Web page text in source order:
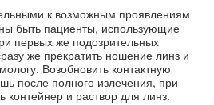
к возможным проявлениям
быть пациенты, использующие
первых же подозрительных
же прекратить ношение линз и
Возобновить контактную
после полного излечения, при
контейнер и раствор для линз.